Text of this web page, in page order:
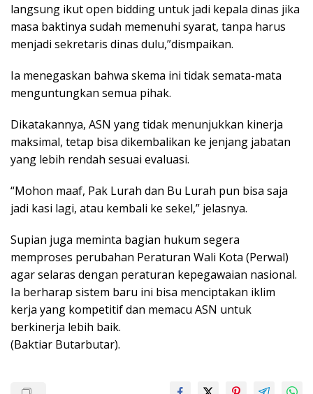
langsung ikut open bidding untuk jadi kepala dinas jika
masa baktinya sudah memenuhi syarat, tanpa harus
menjadi sekretaris dinas dulu,”dismpaikan.
Ia menegaskan bahwa skema ini tidak semata-mata
menguntungkan semua pihak.
Dikatakannya, ASN yang tidak menunjukkan kinerja
maksimal, tetap bisa dikembalikan ke jenjang jabatan
yang lebih rendah sesuai evaluasi.
“Mohon maaf, Pak Lurah dan Bu Lurah pun bisa saja
jadi kasi lagi, atau kembali ke sekel,” jelasnya.
Supian juga meminta bagian hukum segera
memproses perubahan Peraturan Wali Kota (Perwal)
agar selaras dengan peraturan kepegawaian nasional.
Ia berharap sistem baru ini bisa menciptakan iklim
kerja yang kompetitif dan memacu ASN untuk
berkinerja lebih baik.
(Baktiar Butarbutar).